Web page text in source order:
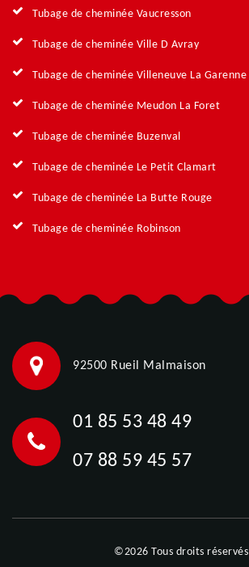
Tubage de cheminée Vaucresson
Tubage de cheminée Ville D Avray
Tubage de cheminée Villeneuve La Garenne
Tubage de cheminée Meudon La Foret
Tubage de cheminée Buzenval
Tubage de cheminée Le Petit Clamart
Tubage de cheminée La Butte Rouge
Tubage de cheminée Robinson
92500 Rueil Malmaison
01 85 53 48 49
07 88 59 45 57
©2026 Tous droits réservés